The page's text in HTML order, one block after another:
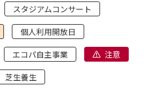
スタジアムコンサート
個人利用開放日
エコパ自主事業
注意
芝生養生